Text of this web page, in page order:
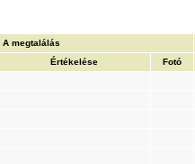
A megtalálás
Értékelése Fotó